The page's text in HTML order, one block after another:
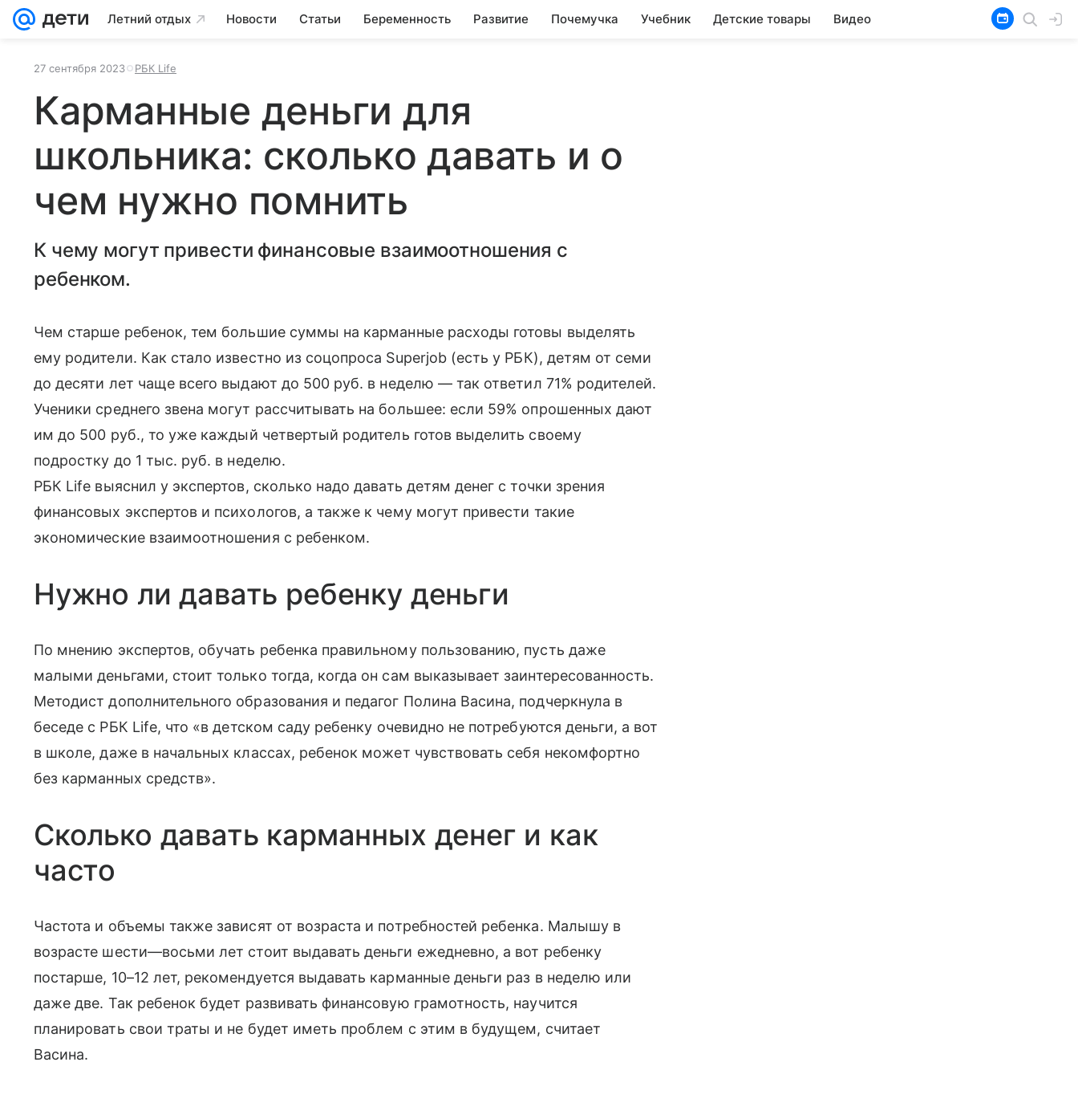
Летний отдых Новости Статьи Беременность Развитие Почемучка Учебник Детские товары Видео
27 сентября 2023 РБК Life
Карманные деньги для
школьника: сколько давать и о
чем нужно помнить
К чему могут привести финансовые взаимоотношения с
ребенком.
Чем старше ребенок, тем большие суммы на карманные расходы готовы выделять
ему родители. Как стало известно из соцопроса Superjob (есть у РБК), детям от семи
до десяти лет чаще всего выдают до 500 руб. в неделю — так ответил 71% родителей.
Ученики среднего звена могут рассчитывать на большее: если 59% опрошенных дают
им до 500 руб., то уже каждый четвертый родитель готов выделить своему
подростку до 1 тыс. руб. в неделю.
РБК Life выяснил у экспертов, сколько надо давать детям денег с точки зрения
финансовых экспертов и психологов, а также к чему могут привести такие
экономические взаимоотношения с ребенком.
Нужно ли давать ребенку деньги
По мнению экспертов, обучать ребенка правильному пользованию, пусть даже
малыми деньгами, стоит только тогда, когда он сам выказывает заинтересованность.
Методист дополнительного образования и педагог Полина Васина, подчеркнула в
беседе с РБК Life, что «в детском саду ребенку очевидно не потребуются деньги, а вот
в школе, даже в начальных классах, ребенок может чувствовать себя некомфортно
без карманных средств».
Сколько давать карманных денег и как
часто
Частота и объемы также зависят от возраста и потребностей ребенка. Малышу в
возрасте шести—восьми лет стоит выдавать деньги ежедневно, а вот ребенку
постарше, 10–12 лет, рекомендуется выдавать карманные деньги раз в неделю или
даже две. Так ребенок будет развивать финансовую грамотность, научится
планировать свои траты и не будет иметь проблем с этим в будущем, считает
Васина.